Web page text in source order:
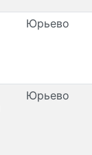
Юрьево
Юрьево